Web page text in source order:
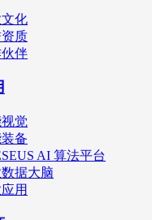
化
质
伴
觉
备
AI 算法平台
据大脑
用